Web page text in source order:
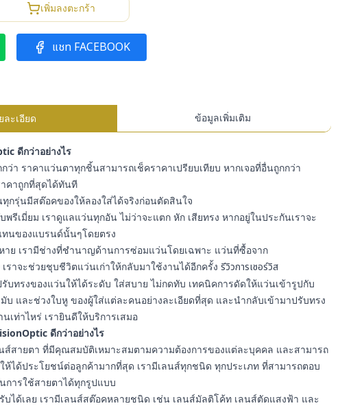
เพิ่มลงตะกร้า
แชท FACEBOOK
ละเอียด ข้อมูลเพิ่มเติม
ดีกว่าอย่างไร
กว่า ราคาแว่นตาทุกชิ้นสามารถเช็คราคาเปรียบเทียบ หากเจอที่อื่นถูกกว่า
าคาถูกที่สุดได้ทันที
กรุ่นมีสต๊อคของให้ลองใส่ได้จริงก่อนตัดสินใจ
รีเมี่ยม เราดูแลแว่นทุกอัน ไม่ว่าจะแตก หัก เสียทรง หากอยู่ในประกันเราจะ
นของแบรนด์นั้นๆโดยตรง
าย เรามีช่างที่ชำนาญด้านการซ่อมแว่นโดยเฉพาะ แว่นที่ซื้อจาก
ราจะช่วยชุบชีวิตแว่นเก่าให้กลับมาใช้งานได้อีกครั้ง รีวิวการเซอร์วิส
บทรงของแว่นให้ได้ระดับ ใส่สบาย ไม่กดทับ เทคนิคการดัดให้แว่นเข้ารูปกับ
และช่วงใบหู ของผู้ใส่แต่ละคนอย่างละเอียดที่สุด และนำกลับเข้ามาปรับทรง
เท่าไหร่ เรายินดีให้บริการเสมอ
ดีกว่าอย่างไร
นส์สายตา ที่มีคุณสมบัติเหมาะสมตามความต้องการของแต่ละบุคคล และสามารถ
ได้ประโยชน์ต่อลูกค้ามากที่สุด เรามีเลนส์ทุกชนิด ทุกประเภท ที่สามารถตอบ
การใช้สายตาได้ทุกรูปแบบ
บได้เลย เรามีเลนส์สต๊อคหลายชนิด เช่น เลนส์มัลติโค้ท เลนส์ตัดแสงฟ้า และ